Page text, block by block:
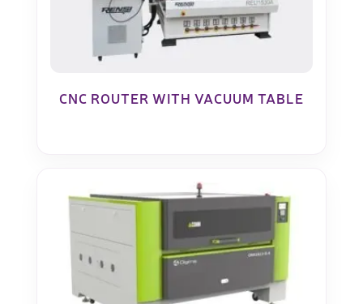
CNC ROUTER WITH VACUUM TABLE